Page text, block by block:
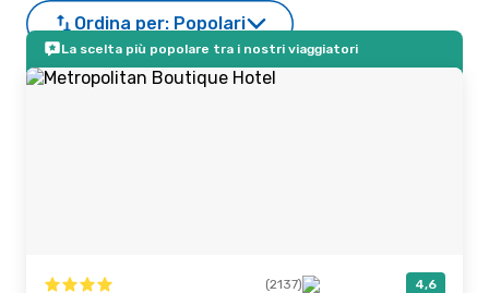
Ordina per: Popolari
La scelta più popolare tra i nostri viaggiatori
(2137) 4,6